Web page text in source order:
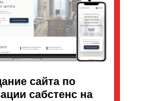
сайта по
сабстенс на